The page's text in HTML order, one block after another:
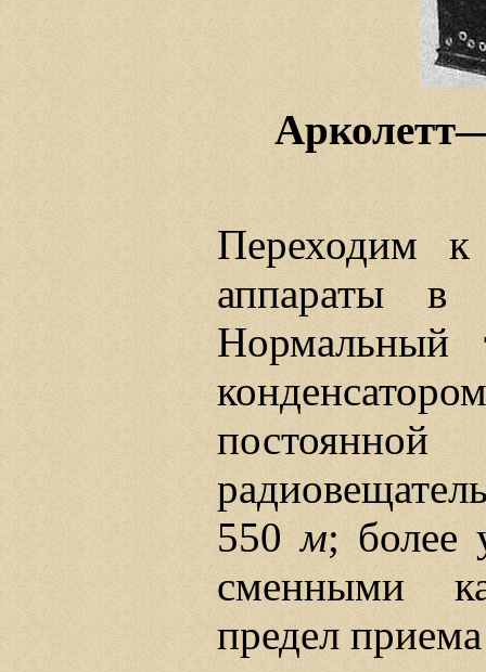
Переходим к
аппараты в
550м; более
сменными
предел